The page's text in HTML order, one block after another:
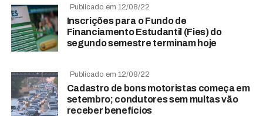
Publicado em 12/08/22
Inscrições para o Fundo de
Financiamento Estudantil (Fies) do
segundo semestre terminam hoje
Publicado em 12/08/22
Cadastro de bons motoristas começa em
setembro; condutores sem multas vão
receber benefícios